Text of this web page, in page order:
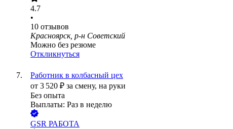
4.7
•
10 отзывов
Красноярск, р-н Советский
Можно без резюме
Откликнуться
Работник в колбасный цех
от 3 520 ₽ за смену, на руки
Без опыта
Выплаты: Раз в неделю
GSR РАБОТА